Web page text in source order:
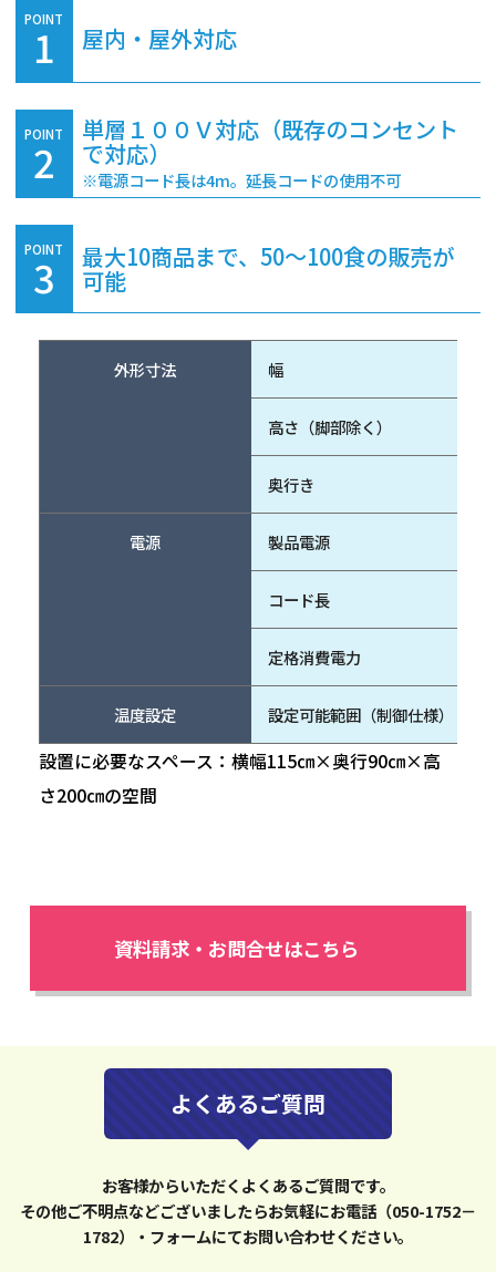
POINT
1 屋内・屋外対応
POINT
2
単層１００Ｖ対応（既存のコンセント
で対応）
※電源コード長は4m。延長コードの使用不可
POINT
3 最大10商品まで、50～100食の販売が
可能
外形寸法 幅
高さ（脚部除く）
奥行き
電源 製品電源
コード長
定格消費電力
温度設定 設定可能範囲（制御仕様）
設置に必要なスペース：横幅115㎝×奥行90㎝×高
さ200㎝の空間
資料請求・お問合せはこちら
よくあるご質問
お客様からいただくよくあるご質問です。
その他ご不明点などございましたらお気軽にお電話（050-1752－
1782）・フォームにてお問い合わせください。